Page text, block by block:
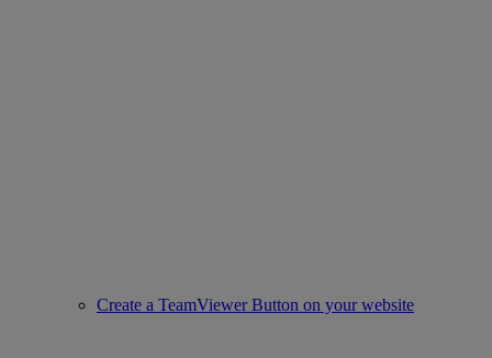
Create a TeamViewer Button on your website